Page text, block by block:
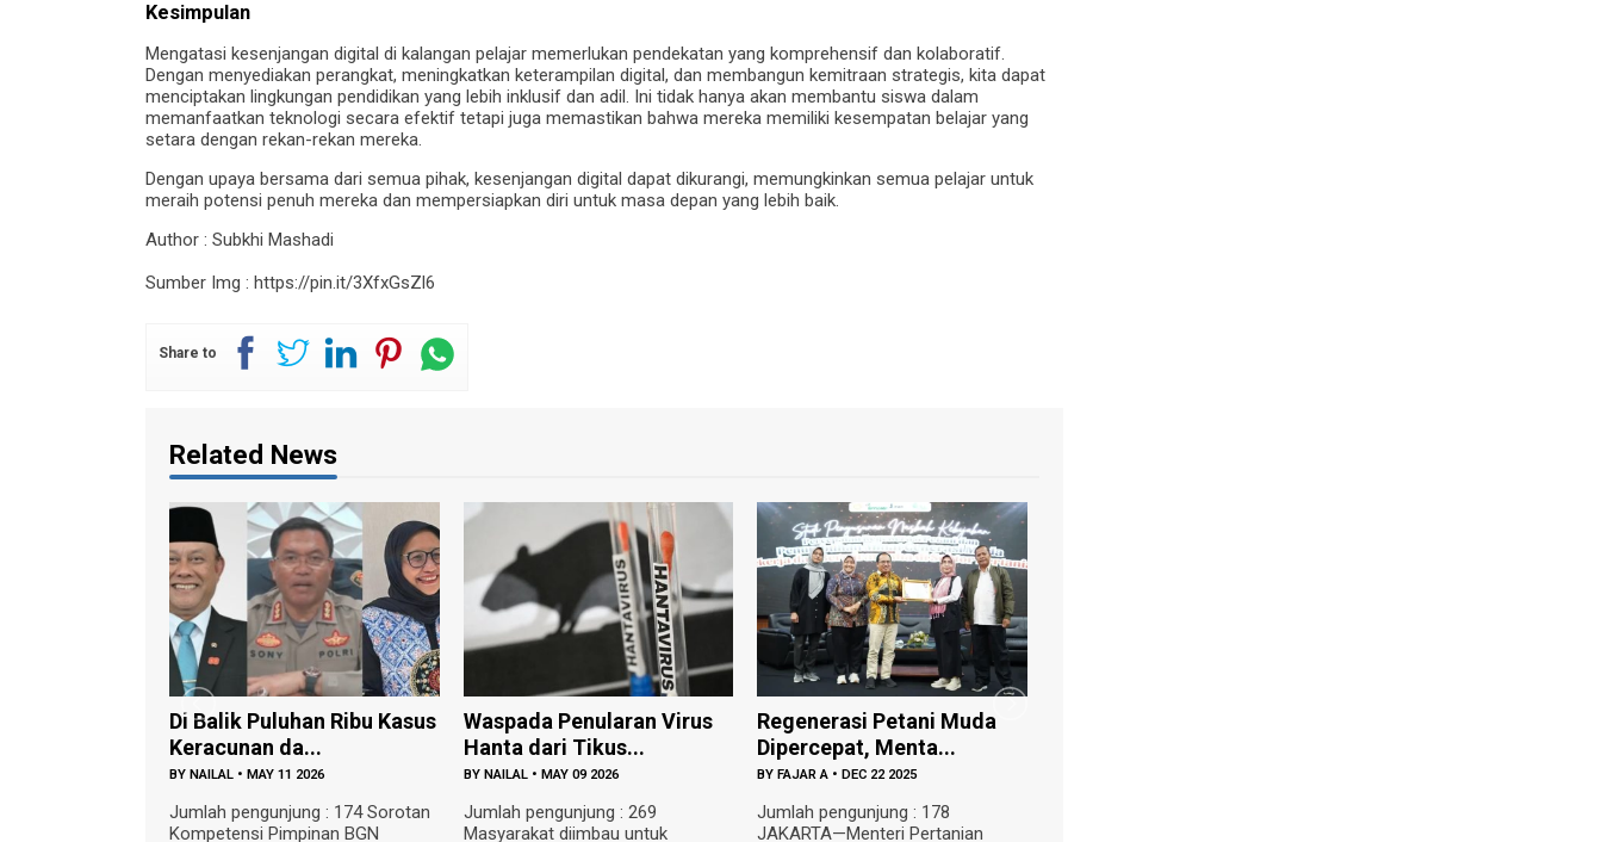
Kesimpulan
Mengatasi kesenjangan digital di kalangan pelajar memerlukan pendekatan yang komprehensif dan kolaboratif.
Dengan menyediakan perangkat, meningkatkan keterampilan digital, dan membangun kemitraan strategis, kita dapat
menciptakan lingkungan pendidikan yang lebih inklusif dan adil. Ini tidak hanya akan membantu siswa dalam
memanfaatkan teknologi secara efektif tetapi juga memastikan bahwa mereka memiliki kesempatan belajar yang
setara dengan rekan-rekan mereka.
Dengan upaya bersama dari semua pihak, kesenjangan digital dapat dikurangi, memungkinkan semua pelajar untuk
meraih potensi penuh mereka dan mempersiapkan diri untuk masa depan yang lebih baik.
Author : Subkhi Mashadi
Sumber Img : https://pin.it/3XfxGsZl6
Share to
Related News
Di Balik Puluhan Ribu Kasus
Keracunan da...
BY NAILAL • MAY 11 2026
Jumlah pengunjung : 174 Sorotan
Kompetensi Pimpinan BGN
Waspada Penularan Virus
Hanta dari Tikus...
BY NAILAL • MAY 09 2026
Jumlah pengunjung : 269
Masyarakat diimbau untuk
Regenerasi Petani Muda
Dipercepat, Menta...
BYFAJAR A •DEC 22 2025
Jumlah pengunjung : 178
JAKARTA—Menteri Pertanian